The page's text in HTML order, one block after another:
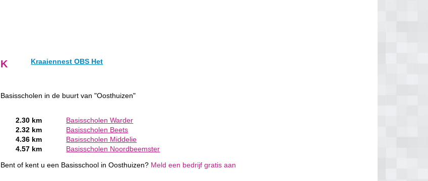
K Kraaiennest OBS Het
Basisscholen in de buurt van "Oosthuizen"
2.30 km
Basisscholen Warder
2.32 km
Basisscholen Beets
4.36 km
Basisscholen Middelie
4.57 km
Basisscholen Noordbeemster
Bent of kent u een Basisschool in Oosthuizen? Meld een bedrijf gratis aan